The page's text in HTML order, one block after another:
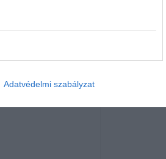
Adatvédelmi szabályzat